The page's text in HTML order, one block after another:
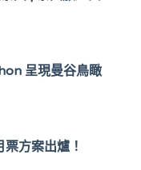
呈現曼谷鳥瞰
方案出爐！